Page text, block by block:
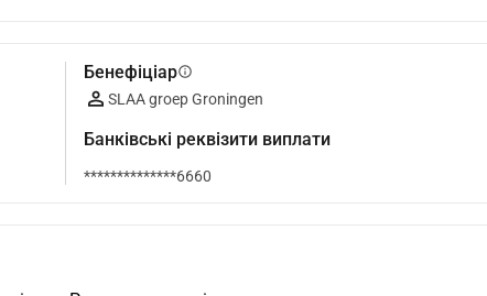
Бенефіціарinfo
SLAA groep Groningen
Банківські реквізити виплати
**************6660